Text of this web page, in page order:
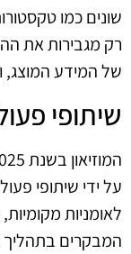
שונים כמו
רק מגבירות את
של המידע המוצג,
שיתופי
על ידי שיתופי
לאומניות
המבקרים בתהליך